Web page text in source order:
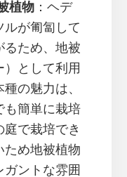
植物：ヘデ
ルが匍匐して
るため、地被
として利用
の魅力は、
も簡単に栽培
庭で栽培でき
ため地被植物
ガントな雰囲